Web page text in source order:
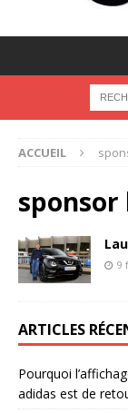
ACCUEIL
sponsor
9
ARTICLES
Pourquoi
adidas est de